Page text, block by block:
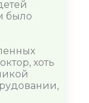
было
хоть